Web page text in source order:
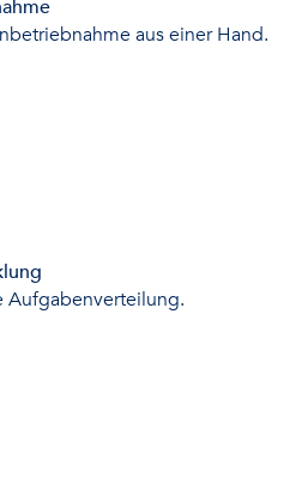
aus einer Hand.
Aufgabenverteilung.